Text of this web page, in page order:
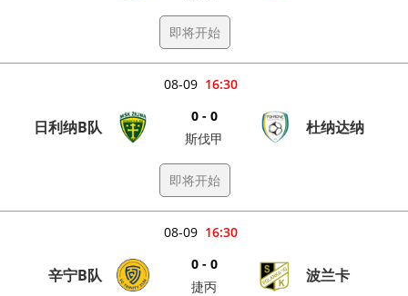
即将开始
16:30
08-09
日利纳B队
0 - 0
斯伐甲
杜纳达纳
即将开始
16:30
08-09
辛宁B队
0 - 0
捷丙
波兰卡